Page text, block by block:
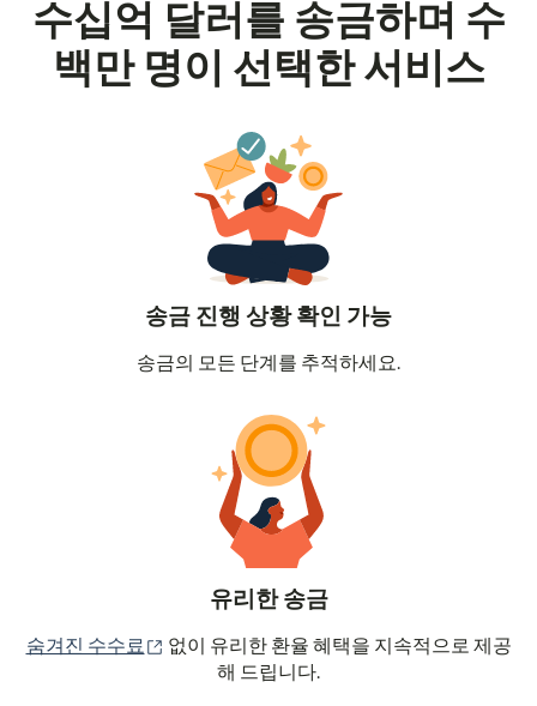
수십억 달러를 송금하며 수
백만 명이 선택한 서비스
송금 진행 상황 확인 가능
송금의 모든 단계를 추적하세요.
유리한 송금
숨겨진 수수료 (새 창에서 열림)
없이 유리한 환율 혜택을 지속적으로 제공
해 드립니다.